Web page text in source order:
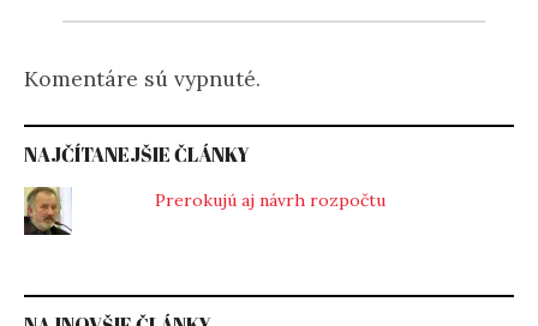
Komentáre sú vypnuté.
NAJČÍTANEJŠIE ČLÁNKY
Prerokujú aj návrh rozpočtu